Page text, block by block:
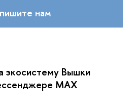
нам
экосистему Вышки
MAX